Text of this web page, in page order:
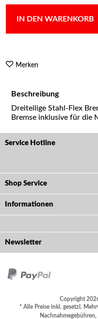
IN DEN WARENKORB
Merken
Beschreibung
Dreiteilige Stahl-Flex
Bremse inklusive für die
Service Hotline
Shop Service
Informationen
Newsletter
Copyright
* Alle Preise inkl. gesetzl.